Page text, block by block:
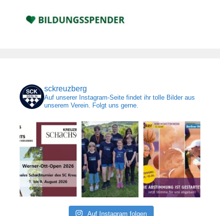
sckreuzberg
Auf unserer Instagram-Seite findet ihr tolle Bilder aus
unserem Verein. Folgt uns gerne.
Auf Instagram folgen